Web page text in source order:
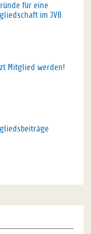
für eine
im JVB
Mitglied werden!